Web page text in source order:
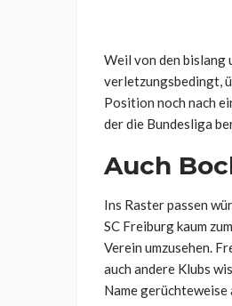
Weil von den bislang
verletzungsbedingt,
Position noch nach
der die Bundesliga
Auch
Ins Raster passen
SC Freiburg kaum
Verein umzusehen.
auch andere Klubs
Name